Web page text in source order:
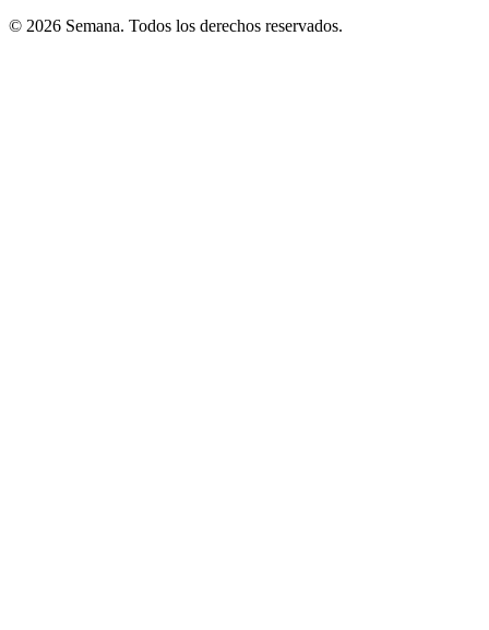
© 2026 Semana. Todos los derechos reservados.